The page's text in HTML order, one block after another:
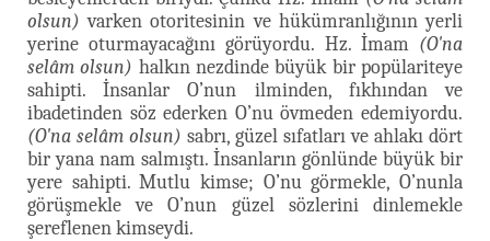
olsun) varken otoritesinin ve hükümranlığının yerli
yerine oturmayacağını görüyordu. Hz. İmam (O'na
selâm olsun) halkın nezdinde büyük bir popülariteye
sahipti. İnsanlar O’nun ilminden, fıkhından ve
ibadetinden söz ederken O’nu övmeden edemiyordu.
(O'na selâm olsun) sabrı, güzel sıfatları ve ahlakı dört
bir yana nam salmıştı. İnsanların gönlünde büyük bir
yere sahipti. Mutlu kimse; O’nu görmekle, O’nunla
görüşmekle ve O’nun güzel sözlerini dinlemekle
şereflenen kimseydi.